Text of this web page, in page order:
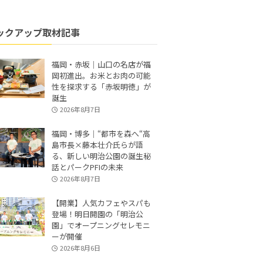
クアップ取材記事
福岡・赤坂｜山口の名店が福
岡初進出。お米とお肉の可能
性を探求する「赤坂明徳」が
誕生
2026年8月7日
福岡・博多｜“都市を森へ“高
島市長×藤本壮介氏らが語
る、新しい明治公園の誕生秘
話とパークPFIの未来
2026年8月7日
【開業】人気カフェやスパも
登場！明日開園の「明治公
園」でオープニングセレモニ
ーが開催
2026年8月6日